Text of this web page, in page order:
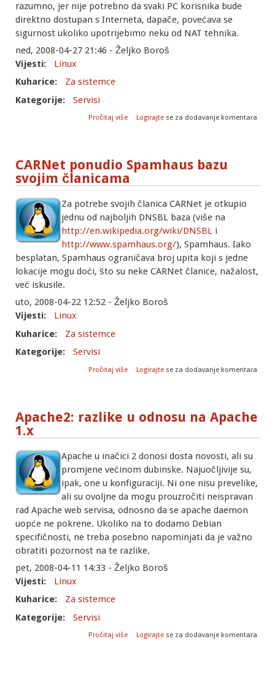
razumno, jer nije potrebno da svaki PC korisnika bude
direktno dostupan s Interneta, dapače, povećava se
sigurnost ukoliko upotrijebimo neku od NAT tehnika.
ned, 2008-04-27 21:46 - Željko Boroš
Vijesti:
Linux
Kuharice:
Za sistemce
Kategorije:
Servisi
Pročitaj više
o Syshelp: parcijalne reverzne domene u
Logirajte se za dodavanje komentara
CARNet ponudio Spamhaus bazu
svojim članicama
Za potrebe svojih članica CARNet je otkupio
jednu od najboljih DNSBL baza (više na
http://en.wikipedia.org/wiki/DNSBL i
http://www.spamhaus.org/), Spamhaus. Iako
besplatan, Spamhaus ograničava broj upita koji s jedne
lokacije mogu doći, što su neke CARNet članice, nažalost,
već iskusile.
uto, 2008-04-22 12:52 - Željko Boroš
Vijesti:
Linux
Kuharice:
Za sistemce
Kategorije:
Servisi
Pročitaj više
o CARNet ponudio Spamhaus bazu svojim
Logirajte se za dodavanje komentara
Apache2: razlike u odnosu na Apache
1.x
Apache u inačici 2 donosi dosta novosti, ali su
promjene većinom dubinske. Najuočljivije su,
ipak, one u konfiguraciji. Ni one nisu prevelike,
ali su ovoljne da mogu prouzročiti neispravan
rad Apache web servisa, odnosno da se apache daemon
uopće ne pokrene. Ukoliko na to dodamo Debian
specifičnosti, ne treba posebno napominjati da je važno
obratiti pozornost na te razlike.
pet, 2008-04-11 14:33 - Željko Boroš
Vijesti:
Linux
Kuharice:
Za sistemce
Kategorije:
Servisi
Pročitaj više
o Apache2: razlike u odnosu na Apache
Logirajte se za dodavanje komentara